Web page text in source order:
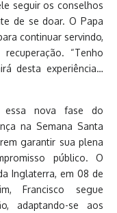
seguir os conselhos
de se doar. O Papa
continuar servindo,
“Tenho
desta experiência…
nova fase do
na Semana Santa
garantir sua plena
público. O
Inglaterra, em 08 de
Francisco segue
adaptando-se aos